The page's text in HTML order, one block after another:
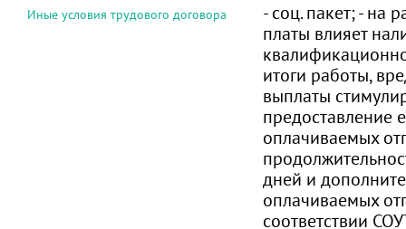
Иные условия трудового договора
- соц. пакет; - на
платы влияет
итоги работы,
выплаты
предоставление
оплачиваемых
дней и
оплачиваемых
соответствии